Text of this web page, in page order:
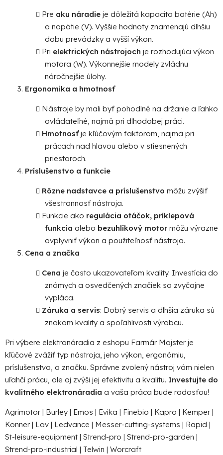
Pre aku náradie je dôležitá kapacita batérie (Ah)
a napätie (V). Vyššie hodnoty znamenajú dlhšiu
dobu prevádzky a vyšší výkon.
Pri elektrických nástrojoch je rozhodujúci výkon
motora (W). Výkonnejšie modely zvládnu
náročnejšie úlohy.
Ergonomika a hmotnosť
Nástroje by mali byť pohodlné na držanie a ľahko
ovládateľné, najmä pri dlhodobej práci.
Hmotnosťje kľúčovým faktorom, najmä pri
prácach nad hlavou alebo v stiesnených
priestoroch.
Príslušenstvo a funkcie
Rôzne nadstavce a príslušenstvo môžu zvýšiť
všestrannosť nástroja.
Funkcie ako regulácia otáčok, príklepová
funkcia alebo bezuhlíkový motor môžu výrazne
ovplyvniť výkon a použiteľnosť nástroja.
Cena a značka
Cena je často ukazovateľom kvality. Investícia do
známych a osvedčených značiek sa zvyčajne
vypláca.
Záruka a servis: Dobrý servis a dlhšia záruka sú
znakom kvality a spoľahlivosti výrobcu.
Pri výbere elektronáradia z eshopu Farmár Majster je
kľúčové zvážiť typ nástroja, jeho výkon, ergonómiu,
príslušenstvo, a značku. Správne zvolený nástroj vám nielen
uľahčí prácu, ale aj zvýši jej efektivitu a kvalitu. Investujte do
kvalitného elektronáradia a vaša práca bude radosťou!
Agrimotor| Burley | Emos | Evika | Finebio | Kapro | Kemper|
Konner| Lav | Ledvance | Messer-cutting-systems | Rapid |
St-leisure-equipment | Strend-pro | Strend-pro-garden |
Strend-pro-industrial | Telwin | Worcraft